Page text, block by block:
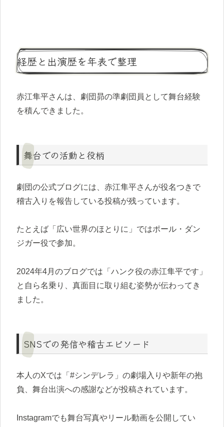
経歴と出演歴を年表で整理
赤江隼平さんは、劇団昴の準劇団員として舞台経験
を積んできました。
舞台での活動と役柄
劇団の公式ブログには、赤江隼平さんが役名つきで
稽古入りを報告している投稿が残っています。
たとえば「広い世界のほとりに」ではポール・ダン
ジガー役で参加。
2024年4月のブログでは「ハンク役の赤江隼平です」
と自ら名乗り、真面目に取り組む姿勢が伝わってき
ました。
SNSでの発信や稽古エピソード
本人のXでは「#シンデレラ」の劇場入りや新年の抱
負、舞台出演への感謝などが投稿されています。
Instagramでも舞台写真やリール動画を公開してい